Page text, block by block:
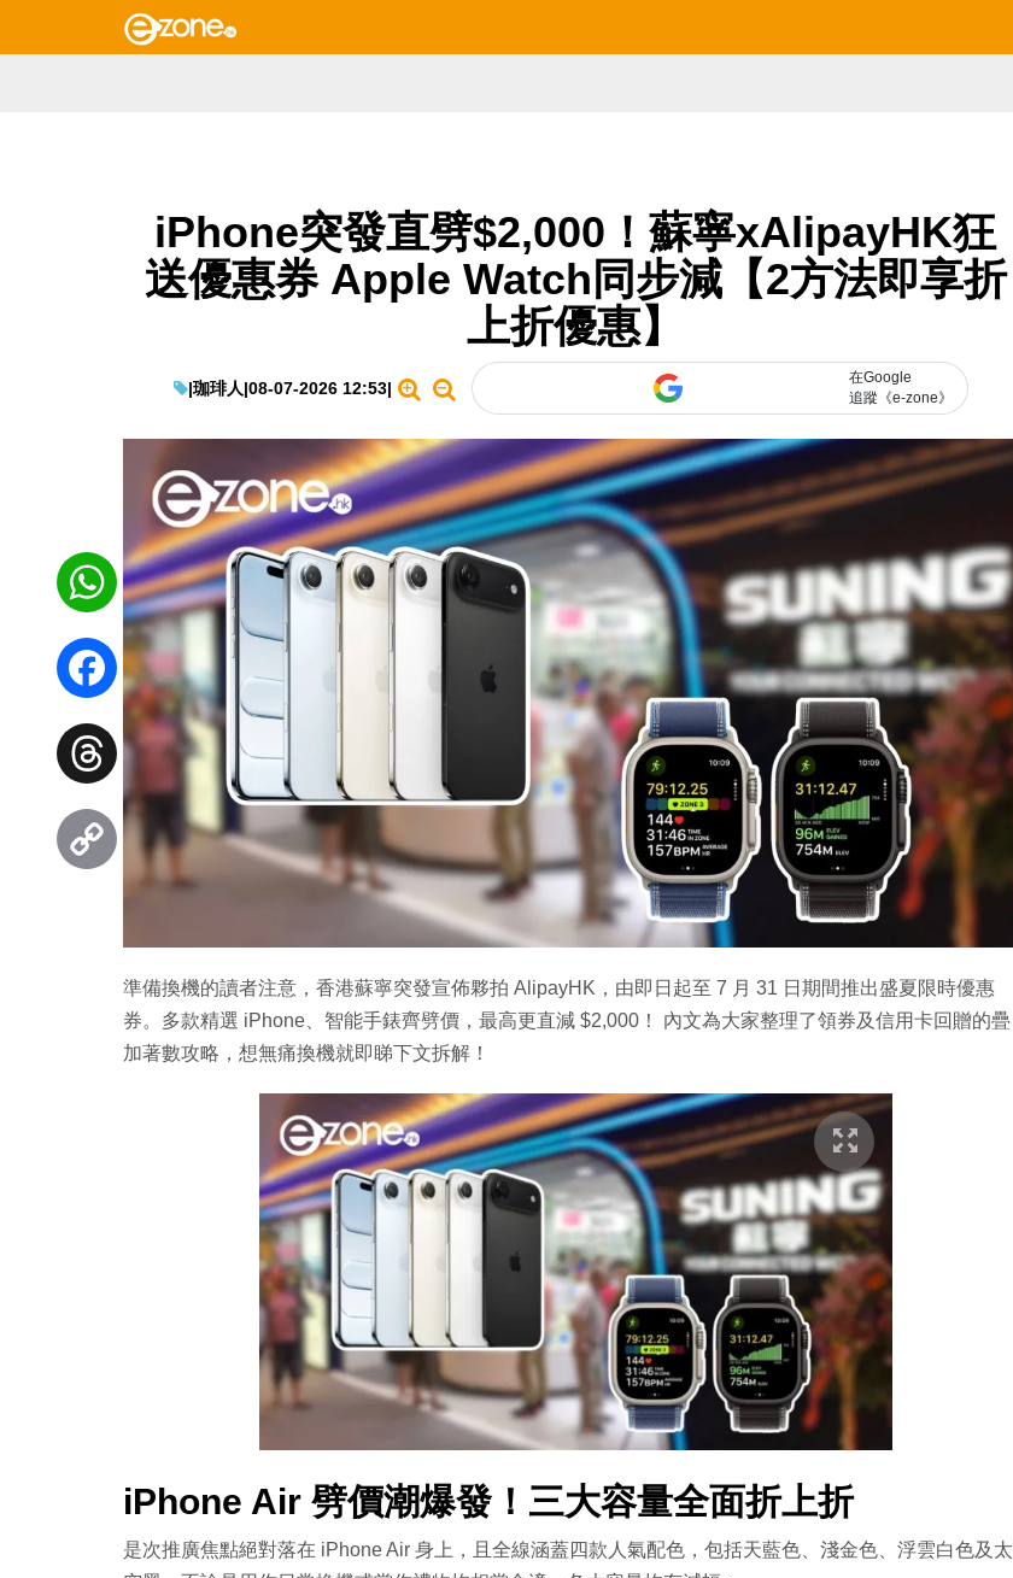
iPhone突發直劈$2,000！蘇寧xAlipayHK狂
送優惠券 Apple Watch同步減【2方法即享折
上折優惠】
|珈琲人|08-07-2026 12:53|
在Google
追蹤《e-zone》
準備換機的讀者注意，香港蘇寧突發宣佈夥拍 AlipayHK，由即日起至 7 月 31 日期間推出盛夏限時優惠
券。多款精選 iPhone、智能手錶齊劈價，最高更直減 $2,000！ 內文為大家整理了領券及信用卡回贈的疊
加著數攻略，想無痛換機就即睇下文拆解！
iPhone Air 劈價潮爆發！三大容量全面折上折
是次推廣焦點絕對落在 iPhone Air 身上，且全線涵蓋四款人氣配色，包括天藍色、淺金色、浮雲白色及太
WhatsApp
Facebook
Threads
Link